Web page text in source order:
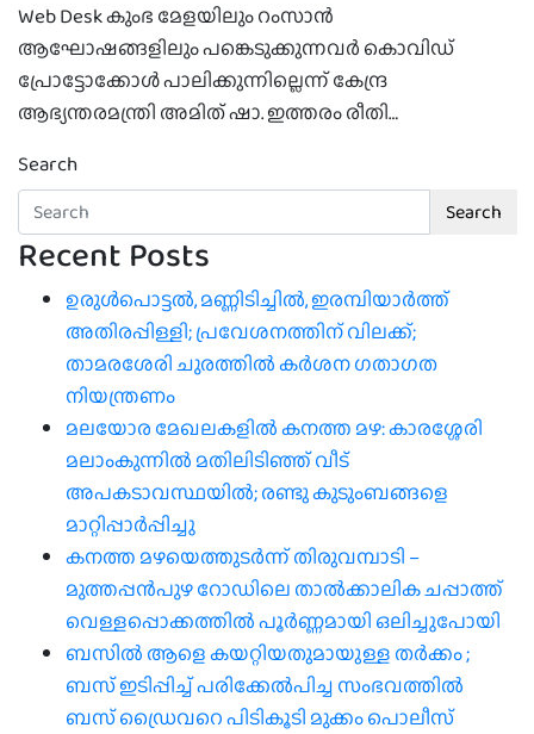
Web Desk കുംഭ മേളയിലും റംസാന്‍
ആഘോഷങ്ങളിലും പങ്കെടുക്കുന്നവര്‍ കൊവിഡ്
പ്രോട്ടോക്കോള്‍ പാലിക്കുന്നില്ലെന്ന് കേന്ദ്ര
ആഭ്യന്തരമന്ത്രി അമിത് ഷാ. ഇത്തരം രീതി…
Search
Search
Recent Posts
ഉരുൾപൊട്ടൽ, മണ്ണിടിച്ചിൽ, ഇരമ്പിയാര്‍ത്ത്
അതിരപ്പിള്ളി; പ്രവേശനത്തിന് വിലക്ക്;
താമരശേരി ചുരത്തില്‍ കര്‍ശന ഗതാഗത
നിയന്ത്രണം
മലയോര മേഖലകളിൽ കനത്ത മഴ: കാരശ്ശേരി
മലാംകുന്നിൽ മതിലിടിഞ്ഞ് വീട്
അപകടാവസ്ഥയിൽ; രണ്ടു കുടുംബങ്ങളെ
മാറ്റിപ്പാർപ്പിച്ചു
കനത്ത മഴയെത്തുടർന്ന് തിരുവമ്പാടി –
മുത്തപ്പൻപുഴ റോഡിലെ താൽക്കാലിക ചപ്പാത്ത്
വെള്ളപ്പൊക്കത്തിൽ പൂർണ്ണമായി ഒലിച്ചുപോയി
ബസിൽ ആളെ കയറ്റിയതുമായുള്ള തർക്കം ;
ബസ് ഇടിപ്പിച്ച് പരിക്കേൽപിച്ച സംഭവത്തിൽ
ബസ് ഡ്രൈവറെ പിടികൂടി മുക്കം പൊലീസ്